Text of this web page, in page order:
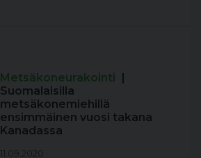
Metsäkoneurakointi |
Suomalaisilla
metsäkonemiehillä
ensimmäinen vuosi takana
Kanadassa
11.09.2020